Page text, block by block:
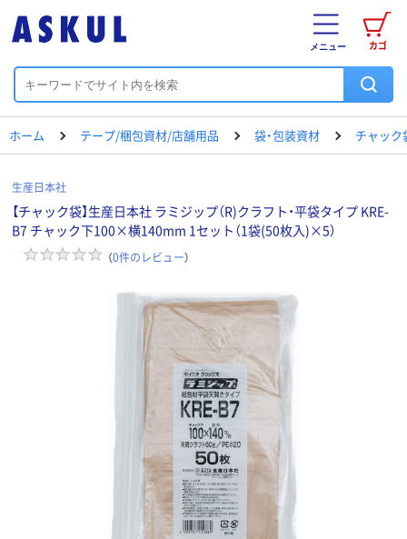
カゴ
メニュー
ホーム テープ/梱包資材/店舗用品 袋・包装資材 チャック
生産日本社
【チャック袋】生産日本社 ラミジップ（R)クラフト・平袋タイプ KRE-
B7 チャック下100×横140mm 1セット（1袋(50枚入)×5）
（0件のレビュー）